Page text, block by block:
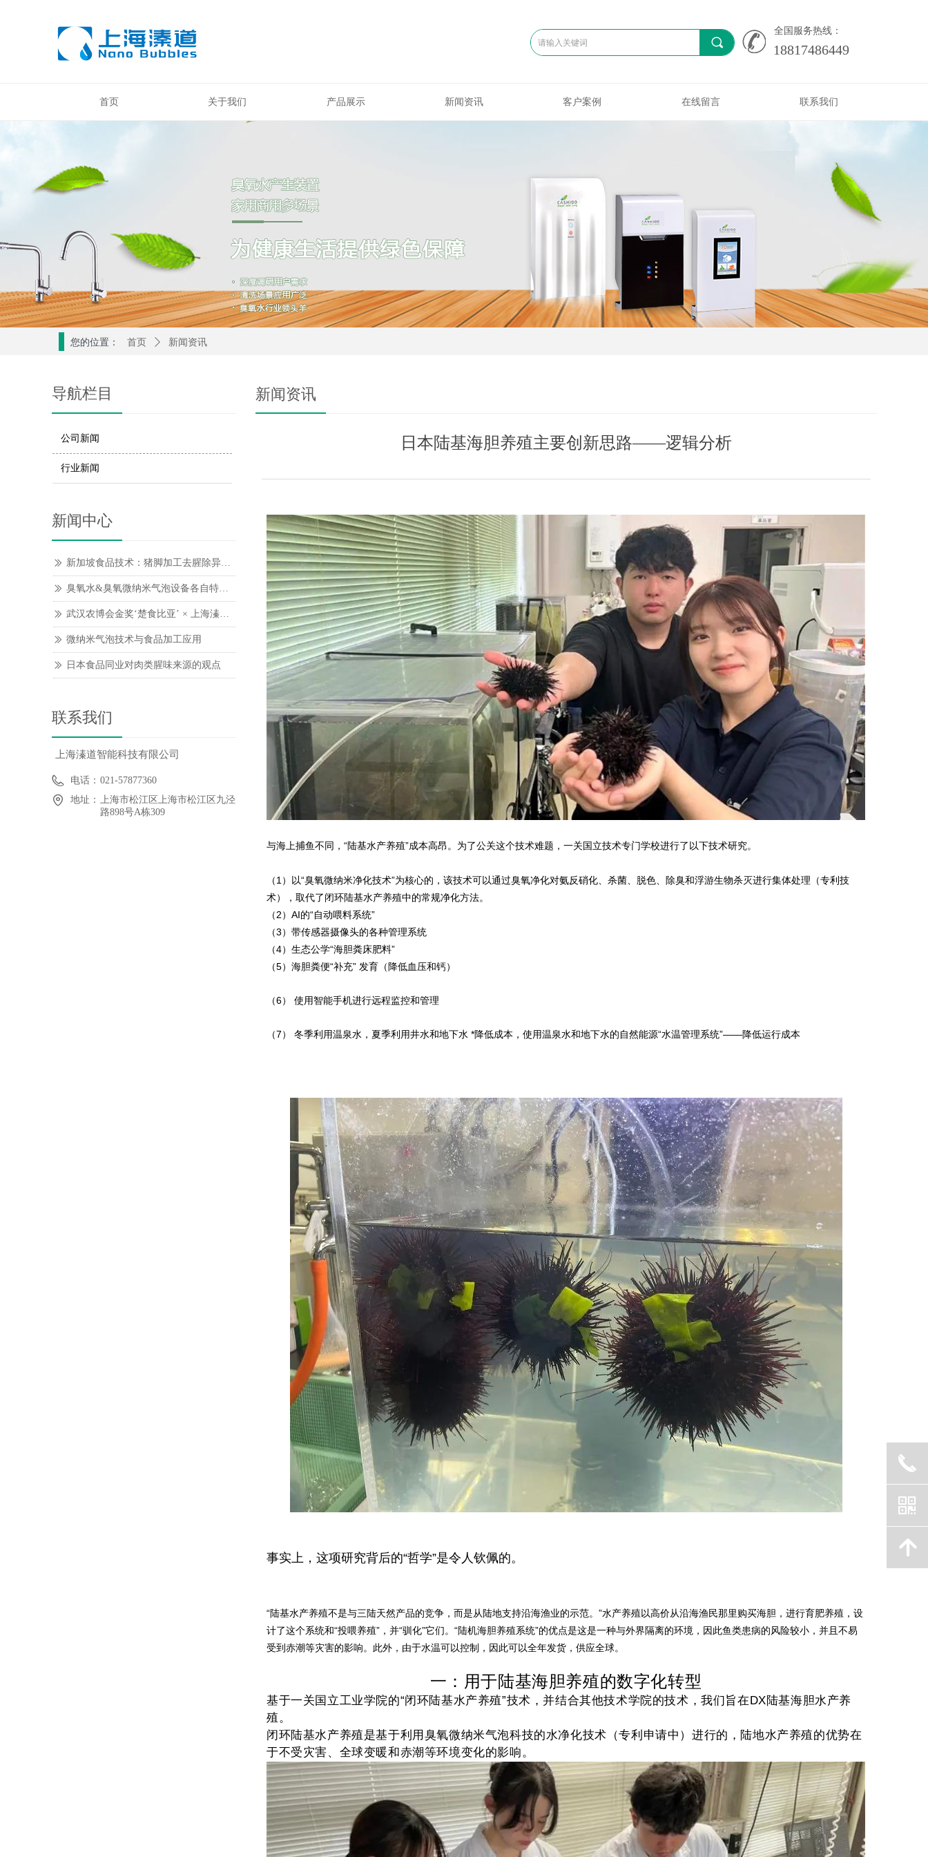
끠
全国服务热线：
18817486449
首页 关于我们 产品展示 新闻资讯 客户案例 在线留言 联系我们
您的位置： 首页 ꄲ 新闻资讯
导航栏目
新闻中心
ꅀ 新加坡食品技术：猪脚加工去腥除异味的创新解决方案
ꅀ 臭氧水&臭氧微纳米气泡设备各自特点和区别
ꅀ 武汉农博会金奖‘楚食比亚’ × 上海溱道纳米去腥系统
ꅀ 微纳米气泡技术与食品加工应用
ꅀ 日本食品同业对肉类腥味来源的观点
联系我们
电话： 021-57877360
地址： 上海市松江区上海市松江区九泾
路898号A栋309
上海溱道智能科技有限公司
公司新闻
行业新闻
新闻资讯
日本陆基海胆养殖主要创新思路——逻辑分析
与海上捕鱼不同，“陆基水产养殖”成本高昂。为了公关这个技术难题，一关国立技术专门学校进行了以下技术研究。
（1）以“臭氧微纳米净化技术”为核心的，该技术可以通过臭氧净化对氨反硝化、杀菌、脱色、除臭和浮游生物杀灭进行集体处理（专利技
术），取代了闭环陆基水产养殖中的常规净化方法。
（2）AI的“自动喂料系统”
（3）带传感器摄像头的各种管理系统
（4）生态公学“海胆粪床肥料”
（5）海胆粪便“补充” 发育（降低血压和钙）
（6） 使用智能手机进行远程监控和管理
（7） 冬季利用温泉水，夏季利用井水和地下水 *降低成本，使用温泉水和地下水的自然能源“水温管理系统”——降低运行成本
事实上，这项研究背后的“哲学”是令人钦佩的。
“陆基水产养殖不是与三陆天然产品的竞争，而是从陆地支持沿海渔业的示范。”水产养殖以高价从沿海渔民那里购买海胆，进行育肥养殖，设
计了这个系统和“投喂养殖”，并“驯化”它们。“陆机海胆养殖系统”的优点是这是一种与外界隔离的环境，因此鱼类患病的风险较小，并且不易
受到赤潮等灾害的影响。此外，由于水温可以控制，因此可以全年发货，供应全球。
一：用于陆基海胆养殖的数字化转型
基于一关国立工业学院的“闭环陆基水产养殖”技术，并结合其他技术学院的技术，我们旨在DX陆基海胆水产养
殖。
闭环陆基水产养殖是基于利用臭氧微纳米气泡科技的水净化技术（专利申请中）进行的，陆地水产养殖的优势在
于不受灾害、全球变暖和赤潮等环境变化的影响。
끅
낃
녕